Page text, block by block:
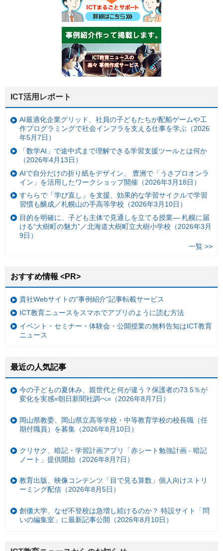
ICT活用レポート
AI最適化企業グリッド、社員の子どもたちが配船ゲームや工
作プログラミングで社会インフラを支える仕事を学ぶ（2026
年5月7日）
「数学AI」で途中式まで理解できる学習支援ツールとは何か
（2026年4月13日）
AIで自分だけの折り紙をデザイン、 豊洲で「うさプロオンラ
イン」を活用したワークショップ開催（2026年3月18日）
すららで「学び直し」を支援、効果的な学習サイクルで学習
習慣も醸成／札幌山の手高等学校（2026年3月10日）
目的を明確に、子ども主体で見通しを立てる授業— 札幌に届
ける“大樹町の魅力”／北海道大樹町立大樹小学校（2026年3月
9日）
一覧 >>
おすすめ情報 <PR>
貴社Webサイトの“事例紹介”記事転載サービス
ICT教育ニュースをスマホでアプリのように読む方法
イベント・セミナー・体験会・公開授業の無料告知はICT教育
ニュース
最近の人気記事
今の子どもの夏休み、親世代と何が違う？保護者の73.5％が
変化を実感=朝日新聞社調べ=（2026年8月7日）
岡山県教委、岡山県立高等学校・中等教育学校の校長職（任
期付職員）を募集（2026年8月10日）
クリサク、暗記・学習計画アプリ「赤シート勉強計画 - 暗記
ノート」提供開始（2026年8月7日）
教育出版、映像コンテンツ「目で見る算数」個人向けストリ
ーミング配信（2026年8月5日）
創価大学、なぜ不登校は急増し続けるのか？ 特設サイト「問
いの編集室」に最新記事公開（2026年8月10日）